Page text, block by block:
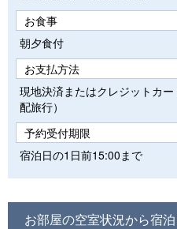
お食事
朝夕食付
お支払方法
現地決済またはクレジットカ
配旅行）
予約受付期限
宿泊日の1日前15:00まで
お部屋の空室状況から宿